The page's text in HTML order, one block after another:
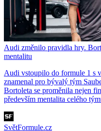
Audi změnilo pravidla hry.
mentalitu
Audi vstoupilo do formule 1 s
znamenal pro bývalý tým
Bortoleta se proměnila nejen
především mentalita celého
SvětFormule.cz